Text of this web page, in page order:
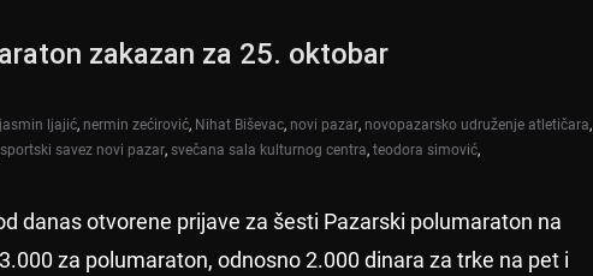
zakazan za 25. oktobar
jasmin ljajić, nermin zećirović, Nihat Biševac, novi pazar, novopazarsko udruženje atletičara,
sportski savez novi pazar, svečana sala kulturnog centra, teodora simović,
danas otvorene prijave za šesti Pazarski polumaraton na
za polumaraton, odnosno 2.000 dinara za trke na pet i